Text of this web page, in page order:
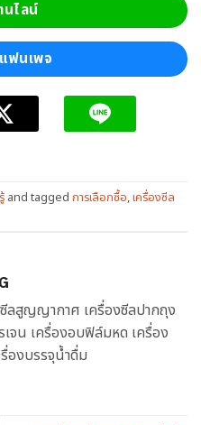
ไลน์
ฟนเพจ
and tagged การเลือกซื้อ,เครื่องซีล
ลสูญญากาศ เครื่องซีลปากถุง
เจน เครื่องอบฟิล์มหด เครื่อง
องบรรจุน้ำดื่ม